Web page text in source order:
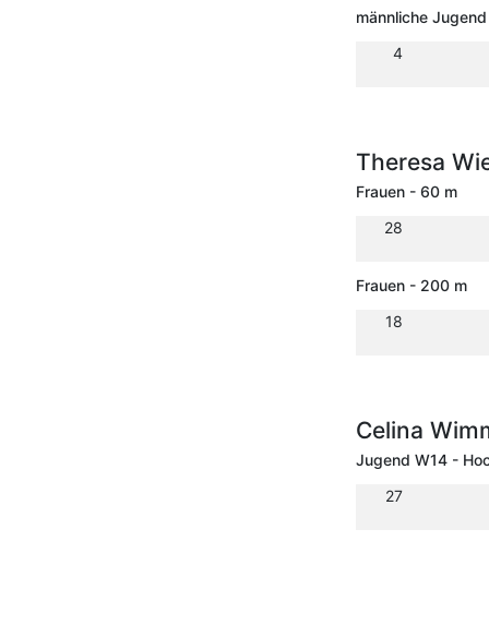
männliche
4
Theresa
Frauen - 60 m
28
Frauen - 200 m
18
Celina
Jugend W14 -
27